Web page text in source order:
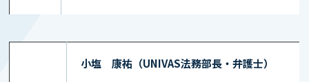
小塩 康祐（UNIVAS法務部長・弁護士）